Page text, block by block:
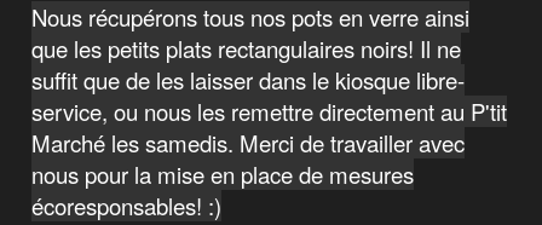
Nous récupérons tous nos pots en verre ainsi
que les petits plats rectangulaires noirs! Il ne
suffit que de les laisser dans le kiosque libre-
service, ou nous les remettre directement au P'tit
Marché les samedis. Merci de travailler avec
nous pour la mise en place de mesures
écoresponsables! :)